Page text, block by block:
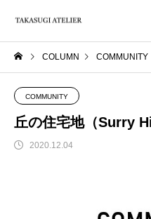
COLUMN COMMUNITY
COMMUNITY
丘の住宅地（Surry
2020.12.04